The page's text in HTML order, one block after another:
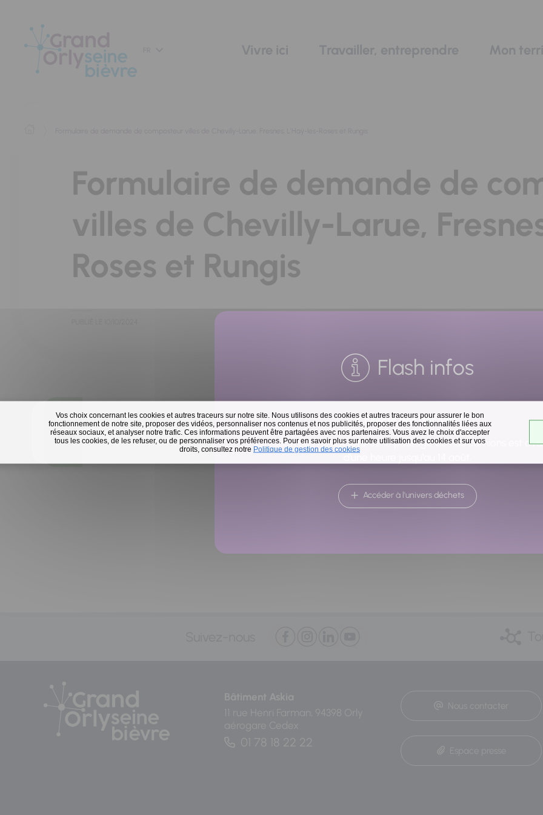
Vos choix concernant les cookies et autres traceurs sur notre site. Nous utilisons des cookies et autres traceurs pour assurer le bon
fonctionnement de notre site, proposer des vidéos, personnaliser nos contenus et nos publicités, proposer des fonctionnalités liées aux
réseaux sociaux, et analyser notre trafic. Ces informations peuvent être partagées avec nos partenaires. Vous avez le choix d'accepter
tous les cookies, de les refuser, ou de personnaliser vos préférences. Pour en savoir plus sur notre utilisation des cookies et sur vos
droits, consultez notre Politique de gestion des cookies
Flash infos
Collecte des déchets
En raison des températures, le passage de nos camions est
d'une heure jusqu'au 14 août.
Accéder à l'univers déchets
Vivre ici Travailler, entreprendre Mon
Formulaire de demande de
villes de Chevilly-Larue,
Roses et Rungis
Ce formulaire n'existe plus : la commande de composteur s'effectue dorénavant via notre
Bâtiment Askia
11 rue Henri Farman, 94398 Orly
aérogare Cedex
01 78 18 22 22
Nous contacter
Espace presse